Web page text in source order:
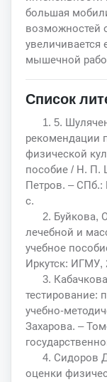
большая
возможностей
увеличивается
мышечной
Список
1. 5.
рекомендации
физической
пособие / Н. П.
Петров. – СПб.:
с.
2. Буйкова,
лечебной и
учебное
Иркутск: ИГМУ,
3.
тестирование:
учебно-
Захарова. –
4. Сидоров
оценки